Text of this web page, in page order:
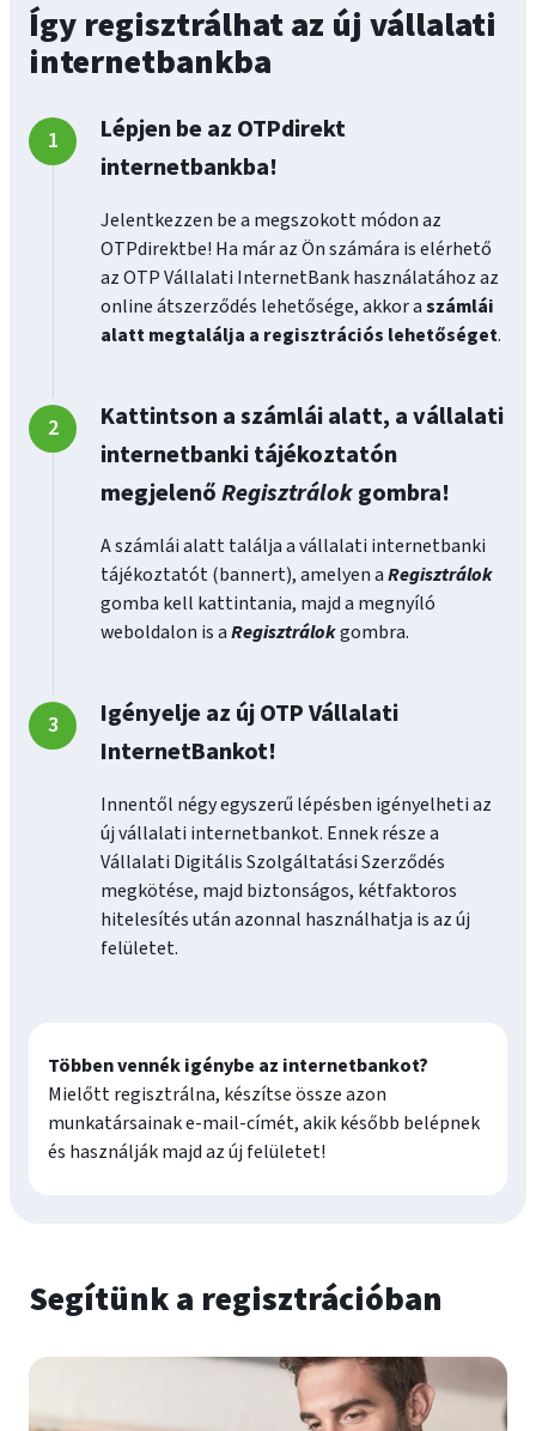
Így regisztrálhat az új vállalati
internetbankba
Lépjen be az OTPdirekt
internetbankba!
Jelentkezzen be a megszokott módon az
OTPdirektbe! Ha már az Ön számára is elérhető
az OTP Vállalati InternetBank használatához az
online átszerződés lehetősége, akkor aszámlái
alatt megtalálja a regisztrációs lehetőséget.
Kattintson a számlái alatt, a vállalati
internetbanki tájékoztatón
megjelenőRegisztrálokgombra!
A számlái alatt találja a vállalati internetbanki
tájékoztatót (bannert), amelyen aRegisztrálok
gomba kell kattintania, majd a megnyíló
weboldalon is aRegisztrálokgombra.
Igényelje az új OTP Vállalati
InternetBankot!
Innentől négy egyszerű lépésben igényelheti az
új vállalati internetbankot. Ennek része a
Vállalati Digitális Szolgáltatási Szerződés
megkötése, majd biztonságos, kétfaktoros
hitelesítés után azonnal használhatja is az új
felületet.
Többen vennék igénybe az internetbankot?
Mielőtt regisztrálna, készítse össze azon
munkatársainak e‑mail-címét, akik később belépnek
és használják majd az új felületet!
Segítünk a regisztrációban